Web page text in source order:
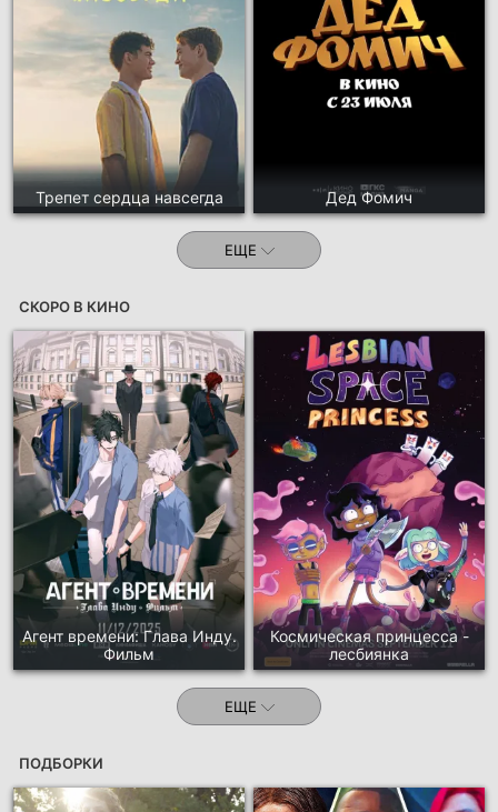
Трепет сердца навсегда Дед Фомич
ЕЩЕ
СКОРО В КИНО
Агент времени: Глава Инду.
Фильм
Космическая принцесса -
лесбиянка
ЕЩЕ
ПОДБОРКИ